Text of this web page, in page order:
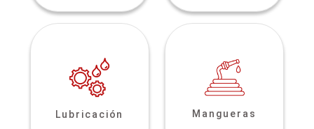
Lubricación Mangueras